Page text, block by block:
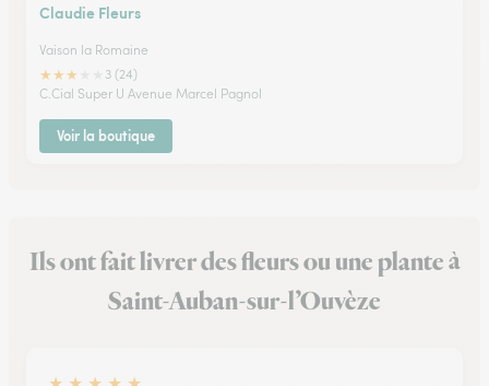
Claudie Fleurs
Vaison la Romaine
★★★
3 (24)
C.Cial Super U Avenue Marcel Pagnol
Voir la boutique
Ils ont fait livrer des fleurs ou une plante à
Saint-Auban-sur-l’Ouvèze